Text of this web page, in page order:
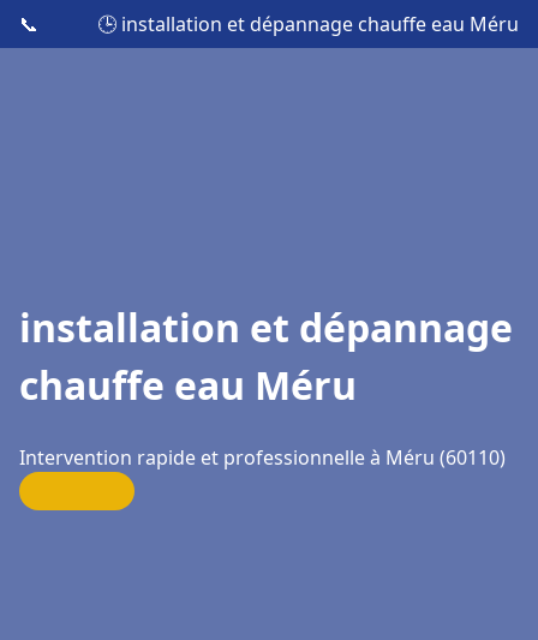
📞 🕒 installation et dépannage chauffe eau Méru
installation et dépannage
chauffe eau Méru
Intervention rapide et professionnelle à Méru (60110)